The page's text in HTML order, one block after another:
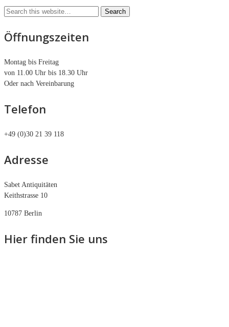
Öffnungszeiten
Montag bis Freitag
von 11.00 Uhr bis 18.30 Uhr
Oder nach Vereinbarung
Telefon
+49 (0)30 21 39 118
Adresse
Sabet Antiquitäten
Keithstrasse 10
10787 Berlin
Hier finden Sie uns